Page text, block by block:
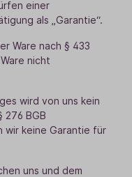
einer
als „Garantie“.
Ware nach § 433
nicht
wird von uns kein
276 BGB
wir keine Garantie für
uns und dem